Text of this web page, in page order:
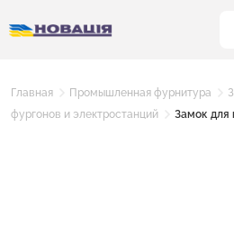
Главная Промышленная фурнитура
фургонов и электростанций
Замок для